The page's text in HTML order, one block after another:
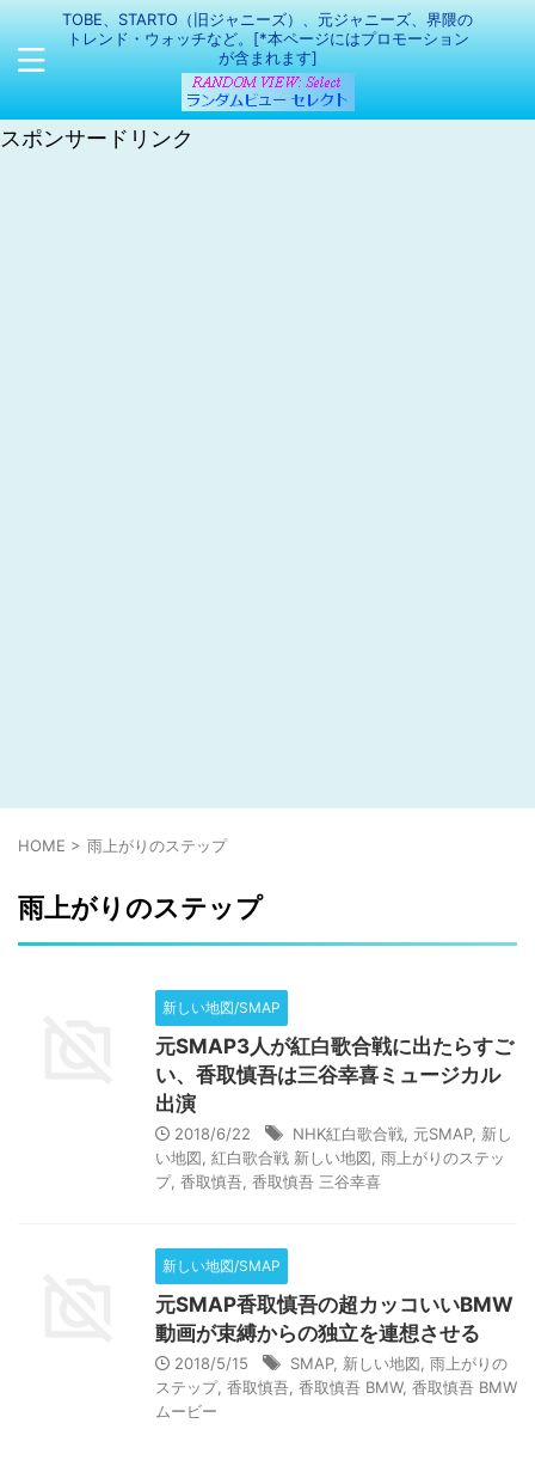
TOBE、STARTO（旧ジャニーズ）、元ジャニーズ、界隈の
トレンド・ウォッチなど。[*本ページにはプロモーション
が含まれます]
スポンサードリンク
HOME > 雨上がりのステップ
雨上がりのステップ
新しい地図/SMAP
元SMAP3人が紅白歌合戦に出たらすご
い、香取慎吾は三谷幸喜ミュージカル
出演
2018/6/22 NHK紅白歌合戦 元SMAP, 新し
い地図 紅白歌合戦 新しい地図 雨上がりのステッ
プ, 香取慎吾 香取慎吾 三谷幸喜
新しい地図/SMAP
元SMAP香取慎吾の超カッコいいBMW
動画が束縛からの独立を連想させる
2018/5/15 SMAP, 新しい地図 雨上がりの
ステップ, 香取慎吾 香取慎吾 BMW, 香取慎吾 BMW
ムービー